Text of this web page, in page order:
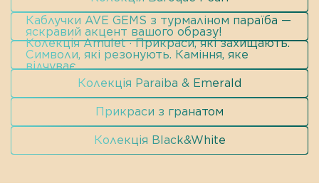
Каблучки AVE GEMS з турмаліном параїба —
яскравий акцент вашого образу!
Колекція Amulet · Прикраси, які захищають.
Символи, які резонують. Каміння, яке
відчуває.
Колекція Paraiba & Emerald
Прикраси з гранатом
Колекція Black&White